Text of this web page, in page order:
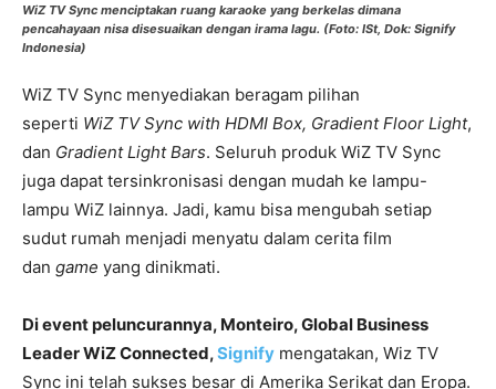
WiZ TV Sync menciptakan ruang karaoke yang berkelas dimana
pencahayaan nisa disesuaikan dengan irama lagu. (Foto: ISt, Dok: Signify
Indonesia)
WiZ TV Sync menyediakan beragam pilihan
seperti WiZ TV Sync with HDMI Box, Gradient Floor Light,
dan Gradient Light Bars. Seluruh produk WiZ TV Sync
juga dapat tersinkronisasi dengan mudah ke lampu-
lampu WiZ lainnya. Jadi, kamu bisa mengubah setiap
sudut rumah menjadi menyatu dalam cerita film
dan game yang dinikmati.
Di event peluncurannya, Monteiro, Global Business
Leader WiZ Connected,Signify mengatakan, Wiz TV
Sync ini telah sukses besar di Amerika Serikat dan Eropa.